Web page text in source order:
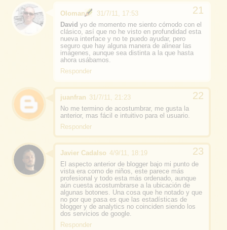
Oloman
31/7/11, 17:53
David yo de momento me siento cómodo con el
clásico, así que no he visto en profundidad esta
nueva interface y no te puedo ayudar, pero
seguro que hay alguna manera de alinear las
imágenes, aunque sea distinta a la que hasta
ahora usábamos.
Responder
juanfran 31/7/11, 21:23
No me termino de acostumbrar, me gusta la
anterior, mas fácil e intuitivo para el usuario.
Responder
Javier Cadalso 4/9/11, 18:19
El aspecto anterior de blogger bajo mi punto de
vista era como de niños, este parece más
profesional y todo esta más ordenado, aunque
aún cuesta acostumbrarse a la ubicación de
algunas botones. Una cosa que he notado y que
no por que pasa es que las estadísticas de
blogger y de analytics no coinciden siendo los
dos servicios de google.
Responder